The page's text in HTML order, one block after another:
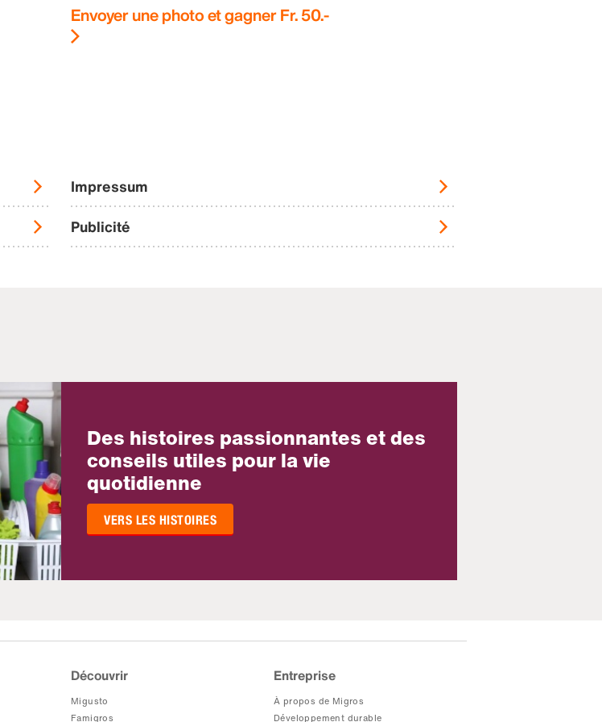
Envoyer une photo et gagner Fr. 50.-
Impressum
Publicité
Des histoires passionnantes et des
conseils utiles pour la vie
quotidienne
VERS LES HISTOIRES
Découvrir
Migusto
Famigros
Entreprise
À propos de Migros
Développement durable